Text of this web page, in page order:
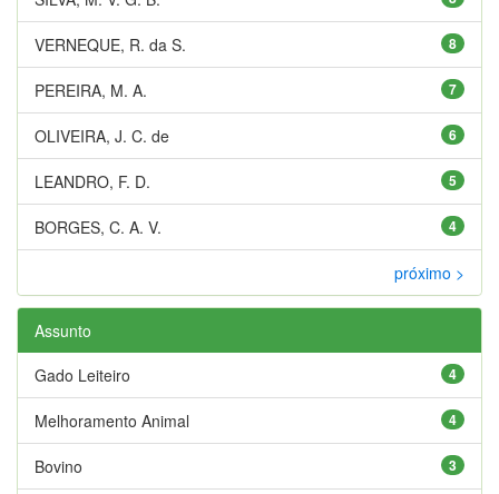
8
VERNEQUE, R. da S.
7
PEREIRA, M. A.
6
OLIVEIRA, J. C. de
5
LEANDRO, F. D.
4
BORGES, C. A. V.
próximo >
Assunto
4
Gado Leiteiro
4
Melhoramento Animal
3
Bovino